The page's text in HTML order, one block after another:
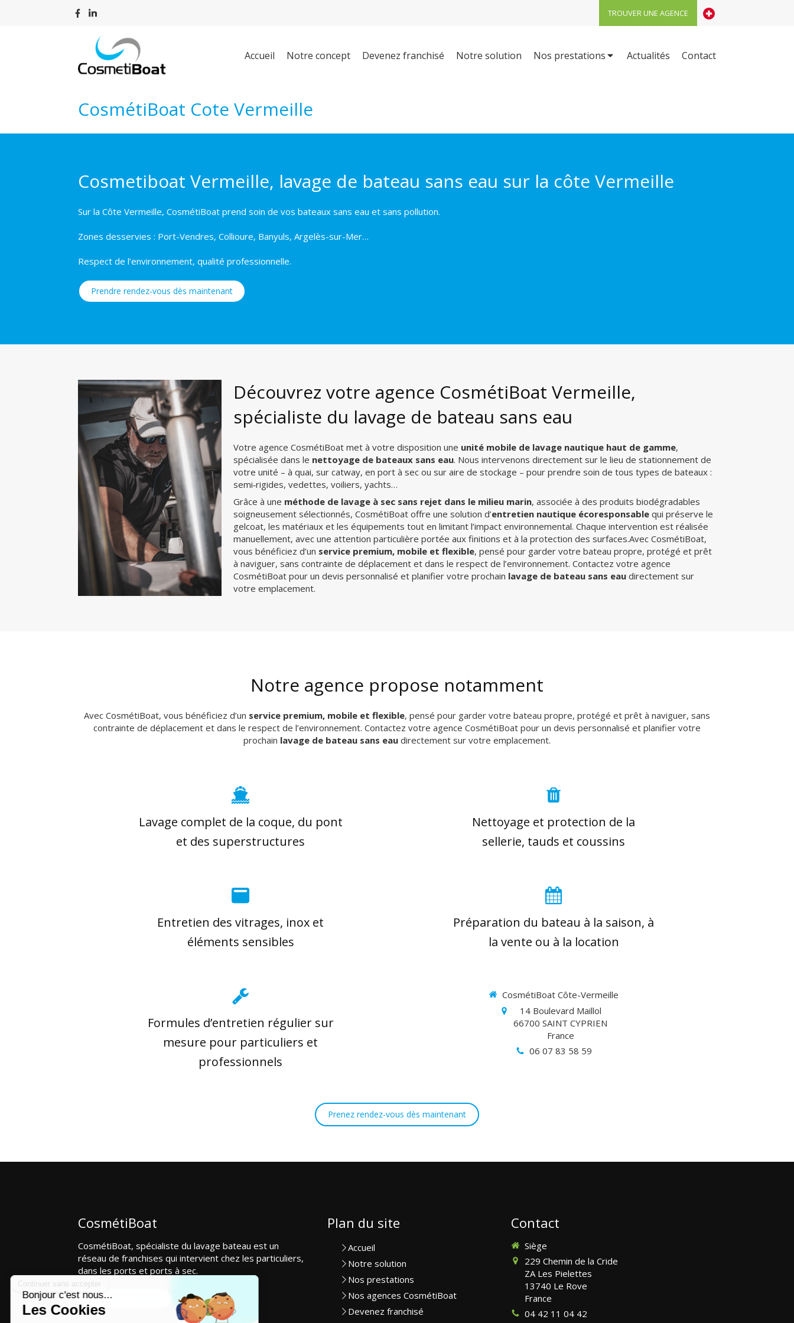
TROUVER UNE AGENCE
Accueil Notre concept Devenez franchisé Notre solution Nos prestations Actualités Contact
CosmétiBoat Cote Vermeille
Cosmetiboat Vermeille, lavage de bateau sans eau sur la côte Vermeille
Sur la Côte Vermeille, CosmétiBoat prend soin de vos bateaux sans eau et sans pollution.
Zones desservies : Port-Vendres, Collioure, Banyuls, Argelès-sur-Mer…
Respect de l’environnement, qualité professionnelle.
Prendre rendez-vous dès maintenant
Découvrez votre agence CosmétiBoat Vermeille,
spécialiste du lavage de bateau sans eau
Votre agence CosmétiBoat met à votre disposition une unité mobile de lavage nautique haut de gamme,
spécialisée dans le nettoyage de bateaux sans eau. Nous intervenons directement sur le lieu de stationnement de
votre unité – à quai, sur catway, en port à sec ou sur aire de stockage – pour prendre soin de tous types de bateaux :
semi‑rigides, vedettes, voiliers, yachts…
Grâce à une méthode de lavage à sec sans rejet dans le milieu marin, associée à des produits biodégradables
soigneusement sélectionnés, CosmétiBoat offre une solution d’entretien nautique écoresponsable qui préserve le
gelcoat, les matériaux et les équipements tout en limitant l’impact environnemental. Chaque intervention est réalisée
manuellement, avec une attention particulière portée aux finitions et à la protection des surfaces.Avec CosmétiBoat,
vous bénéficiez d’un service premium, mobile et flexible, pensé pour garder votre bateau propre, protégé et prêt
à naviguer, sans contrainte de déplacement et dans le respect de l’environnement. Contactez votre agence
CosmétiBoat pour un devis personnalisé et planifier votre prochain lavage de bateau sans eau directement sur
votre emplacement.
Notre agence propose notamment
Avec CosmétiBoat, vous bénéficiez d’un service premium, mobile et flexible, pensé pour garder votre bateau propre, protégé et prêt à naviguer, sans
contrainte de déplacement et dans le respect de l’environnement. Contactez votre agence CosmétiBoat pour un devis personnalisé et planifier votre
prochain lavage de bateau sans eau directement sur votre emplacement.
Lavage complet de la coque, du pont
et des superstructures
Nettoyage et protection de la
sellerie, tauds et coussins
Entretien des vitrages, inox et
éléments sensibles
Préparation du bateau à la saison, à
la vente ou à la location
Formules d’entretien régulier sur
mesure pour particuliers et
professionnels
CosmétiBoat Côte-Vermeille
14 Boulevard Maillol
66700 SAINT CYPRIEN
France
06 07 83 58 59
Prenez rendez-vous dès maintenant
CosmétiBoat
CosmétiBoat, spécialiste du lavage bateau est un
réseau de franchises qui intervient chez les particuliers,
dans les ports et ports à sec.
Contacter une agence
Plan du site
Accueil
Notre solution
Nos prestations
Nos agences CosmétiBoat
Devenez franchisé
Contact
Siège
229 Chemin de la Cride
ZA Les Pielettes
13740 Le Rove
France
04 42 11 04 42